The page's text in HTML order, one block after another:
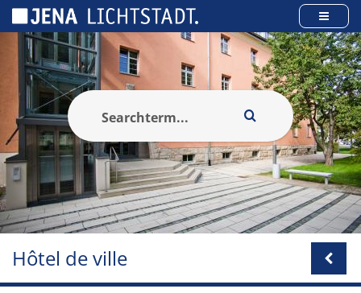
Hôtel de ville
Panneau de gestion des cookies